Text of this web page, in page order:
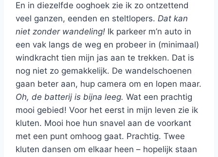
En in diezelfde ooghoek zie ik zo ontzettend
veel ganzen, eenden en steltlopers. Dat kan
niet zonder wandeling! Ik parkeer m’n auto in
een vak langs de weg en probeer in (minimaal)
windkracht tien mijn jas aan te trekken. Dat is
nog niet zo gemakkelijk. De wandelschoenen
gaan beter aan, hup camera om en lopen maar.
Oh, de batterij is bijna leeg. Wat een prachtig
mooi gebied! Voor het eerst in mijn leven zie ik
kluten. Mooi hoe hun snavel aan de voorkant
met een punt omhoog gaat. Prachtig. Twee
kluten dansen om elkaar heen – hopelijk staan